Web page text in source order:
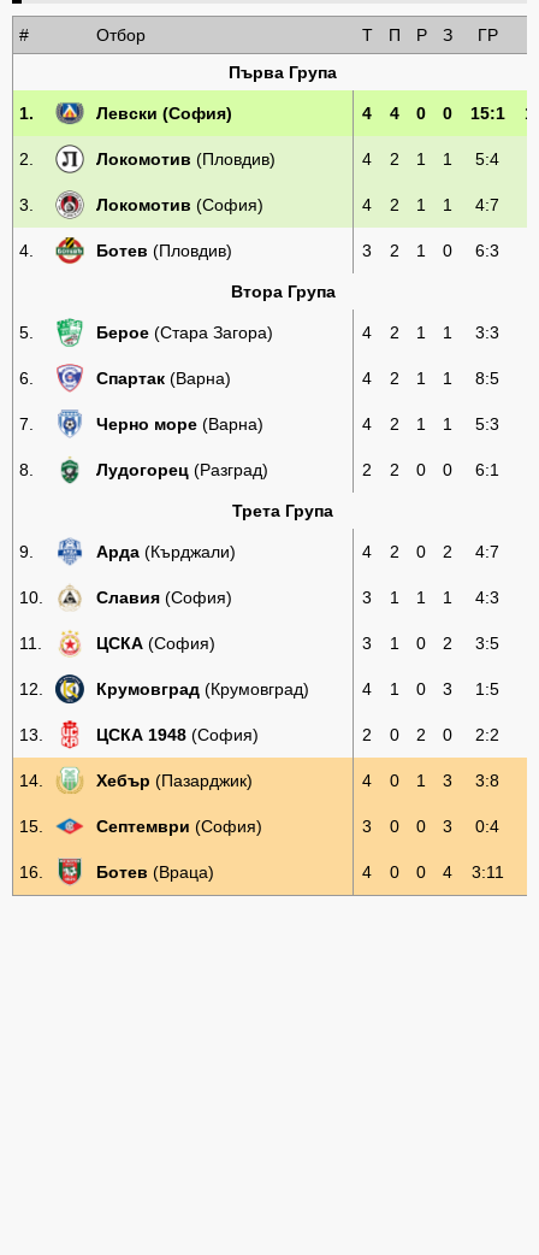
# Отбор Т П Р З ГР
Първа Група
1. Левски (София) 4 4 0 0 15:1
2. Локомотив (Пловдив) 4 2 1 1 5:4
3. Локомотив (София) 4 2 1 1 4:7
4. Ботев (Пловдив) 3 2 1 0 6:3
Втора Група
5. Берое (Стара Загора) 4 2 1 1 3:3
6. Спартак (Варна) 4 2 1 1 8:5
7. Черно море (Варна) 4 2 1 1 5:3
8. Лудогорец (Разград) 2 2 0 0 6:1
Трета Група
9. Арда (Кърджали) 4 2 0 2 4:7
10. Славия (София) 3 1 1 1 4:3
11. ЦСКА (София) 3 1 0 2 3:5
12. Крумовград (Крумовград) 4 1 0 3 1:5
13. ЦСКА 1948 (София) 2 0 2 0 2:2
14. Хебър (Пазарджик) 4 0 1 3 3:8
15. Септември (София) 3 0 0 3 0:4
16. Ботев (Враца) 4 0 0 4 3:11